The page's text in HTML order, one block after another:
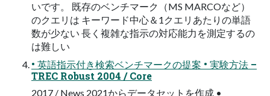
いです。 既存のベンチマーク（MS MARCOなど）
のクエリは キーワード中心＆1クエリあたりの単語
数が少ない 長く複雑な指示の対応能力を測定するの
は難しい
• 英語指示付き検索ベンチマークの提案 • 実験方法 –
TREC Robust 2004 / Core
2017 / News 2021からデータセットを作成 •